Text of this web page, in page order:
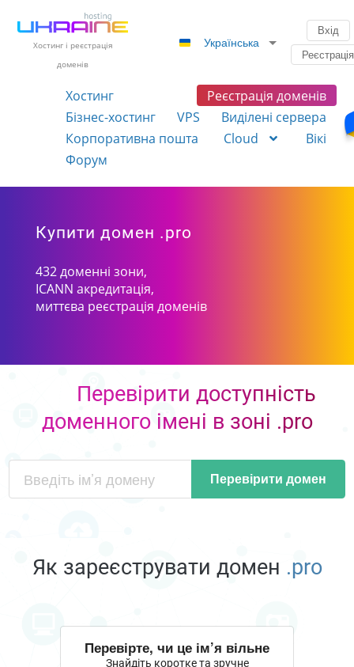
Хостинг і реєстрація
доменів
Українська
Вхід
Реєстрація
Хостинг
Реєстрація доменів
Бізнес-хостинг
VPS
Виділені сервера
Корпоративна пошта
Cloud
Вікі
Форум
Купити домен .pro
432 доменні зони,
ICANN акредитація,
миттєва реєстрація доменів
Перевірити доступність
доменного імені в зоні .pro
Перевірити домен
Як зареєструвати домен .pro
Перевірте, чи це ім’я вільне
Знайдіть коротке та зручне